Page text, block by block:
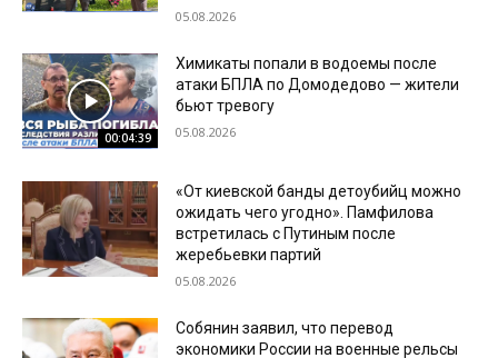
05.08.2026
00:04:39
Химикаты попали в водоемы после
атаки БПЛА по Домодедово — жители
бьют тревогу
05.08.2026
«От киевской банды детоубийц можно
ожидать чего угодно». Памфилова
встретилась с Путиным после
жеребьевки партий
05.08.2026
Собянин заявил, что перевод
экономики России на военные рельсы